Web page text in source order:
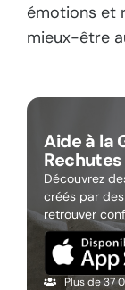
émotions et
mieux-être
Aide à la
Découvrez
créés par
retrouver
Plus de 37